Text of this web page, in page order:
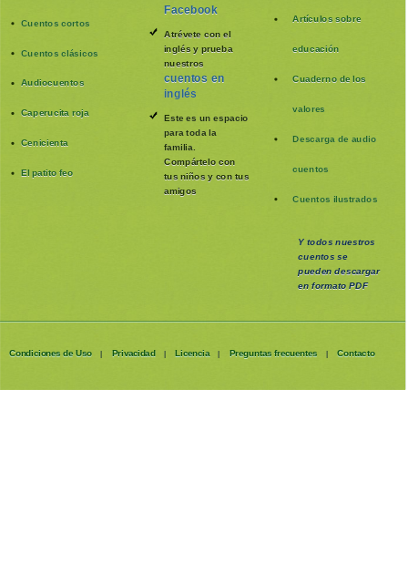
Cuentos cortos
Cuentos clásicos
Audiocuentos
Caperucita roja
Cenicienta
El patito feo
Facebook
Atrévete con el
inglés y prueba
nuestros
cuentos en
inglés
Este es un espacio
para toda la
familia
Compártelo con
tus niños y con tus
amigos
Artículos sobre
educación
Cuaderno de los
valores
Descarga de audio
cuentos
Cuentos ilustrados
Y todos nuestros
cuentos se
puedendescargar
en formato PDF
Condiciones de Uso | Privacidad | Licencia | Preguntas frecuentes | Contacto